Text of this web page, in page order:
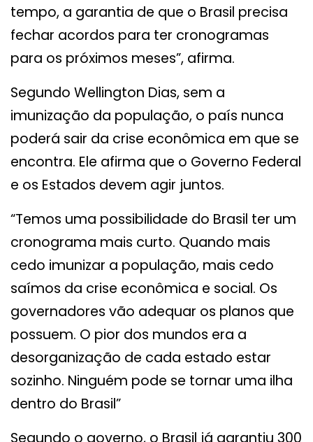
tempo, a garantia de que o Brasil precisa
fechar acordos para ter cronogramas
para os próximos meses”, afirma.
Segundo Wellington Dias, sem a
imunização da população, o país nunca
poderá sair da crise econômica em que se
encontra. Ele afirma que o Governo Federal
e os Estados devem agir juntos.
“Temos uma possibilidade do Brasil ter um
cronograma mais curto. Quando mais
cedo imunizar a população, mais cedo
saímos da crise econômica e social. Os
governadores vão adequar os planos que
possuem. O pior dos mundos era a
desorganização de cada estado estar
sozinho. Ninguém pode se tornar uma ilha
dentro do Brasil”